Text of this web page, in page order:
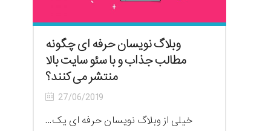
وبلاگ نویسان حرفه ای چگونه
مطالب جذاب و با سئو سایت بالا
منتشر می کنند؟
27/06/2019
خیلی از وبلاگ نویسان حرفه ای یک...